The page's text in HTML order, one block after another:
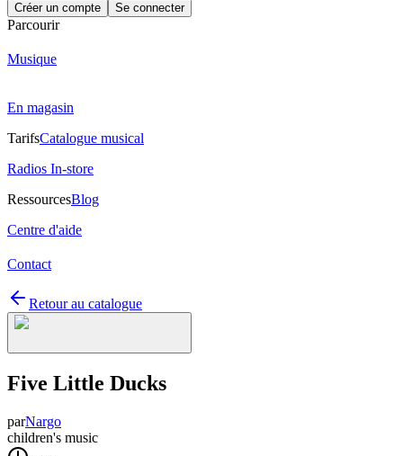
Créer un compte Se connecter
Parcourir
Musique
En magasin
TarifsCatalogue musical
Radios In-store
RessourcesBlog
Centre d'aide
Contact
Retour au catalogue
Five Little Ducks
parNargo
children's music